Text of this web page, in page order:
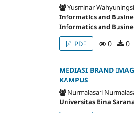
Yusminar
Informatics and
Informatics and
PDF 0 0
MEDIASI BRAND
KAMPUS
Nurmalasari
Universitas Bina